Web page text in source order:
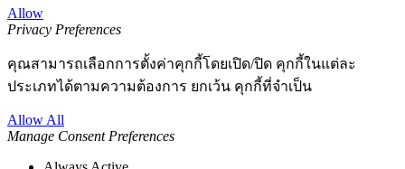
Allow
Privacy Preferences
คุณสามารถเลือกการตั้งค่าคุกกี้โดยเปิด/ปิด คุกกี้ในแต่ละ
ประเภทได้ตามความต้องการ ยกเว้น คุกกี้ที่จำเป็น
Allow All
Manage Consent Preferences